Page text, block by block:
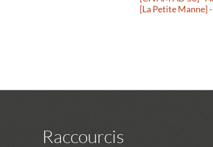
[La Petite Manne]
Raccourcis